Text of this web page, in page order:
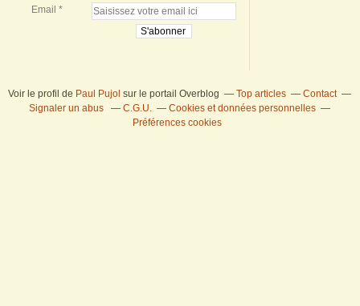
Email
Voir le profil de Paul Pujol sur le portail Overblog Top articles
Contact
Signaler un abus
C.G.U.
Cookies et données personnelles
Préférences cookies